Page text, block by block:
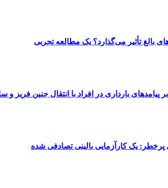
بالغ تأثیر می‌گذارد؟ یک مطالعه تجربی
پیامدهای بارداری در افراد با انتقال جنین
پرخطر: یک کارآزمایی بالینی تصادفی شده